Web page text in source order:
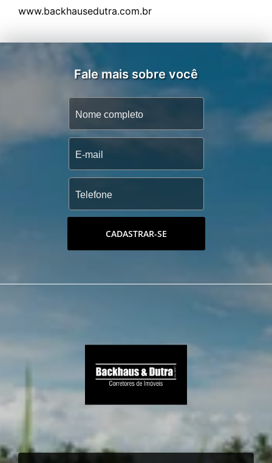
Fale mais sobre você
CADASTRAR-SE